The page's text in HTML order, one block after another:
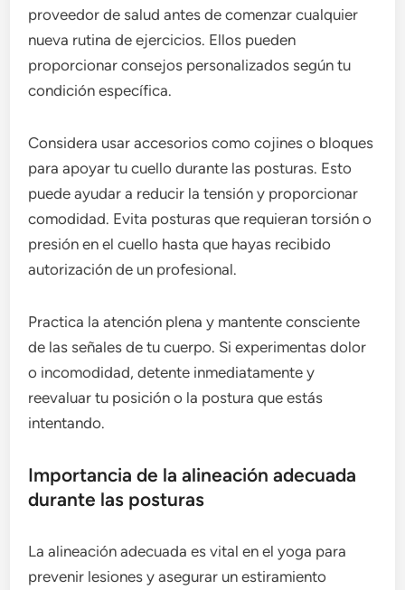
proveedor de salud antes de comenzar cualquier
nueva rutina de ejercicios. Ellos pueden
proporcionar consejos personalizados según tu
condición específica.
Considera usar accesorios como cojines o bloques
para apoyar tu cuello durante las posturas. Esto
puede ayudar a reducir la tensión y proporcionar
comodidad. Evita posturas que requieran torsión o
presión en el cuello hasta que hayas recibido
autorización de un profesional.
Practica la atención plena y mantente consciente
de las señales de tu cuerpo. Si experimentas dolor
o incomodidad, detente inmediatamente y
reevaluar tu posición o la postura que estás
intentando.
Importancia de la alineación adecuada
durante las posturas
La alineación adecuada es vital en el yoga para
prevenir lesiones y asegurar un estiramiento